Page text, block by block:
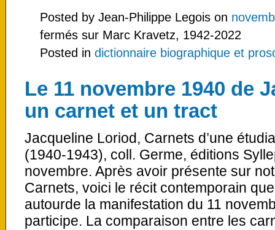
Posted by Jean-Philippe Legois on
fermés sur Marc Kravetz, 1942-2022
Posted in dictionnaire biographique et
Le 11 novembre 1940 de
un carnet et un tract
Jacqueline Loriod, Carnets d’une
(1940-1943), coll. Germe, éditions
novembre. Après avoir présente sur
Carnets, voici le récit contemporain
autourde la manifestation du 11
participe. La comparaison entre les